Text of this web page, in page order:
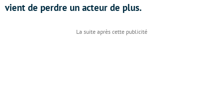
vient de perdre un acteur de plus.